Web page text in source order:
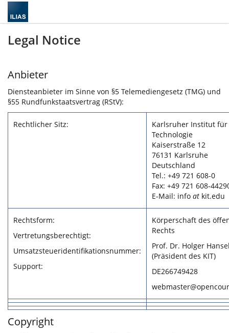
Legal Notice
Anbieter
Diensteanbieter im Sinne von §5 Telemediengesetz (TMG) und
§55 Rundfunkstaatsvertrag (RStV):
Rechtlicher Sitz:
Karlsruher Institut für
Technologie
Kaiserstraße 12
76131 Karlsruhe
Deutschland
Tel.: +49 721 608-0
Fax: +49 721 608-
E-Mail: info at kit.edu
Rechtsform:
Vertretungsberechtigt:
Umsatzsteueridentifikationsnummer:
Support:
Körperschaft des
Rechts
Prof. Dr. Holger
(Präsident des KIT)
DE266749428
Copyright